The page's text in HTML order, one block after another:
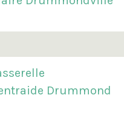
Drummond